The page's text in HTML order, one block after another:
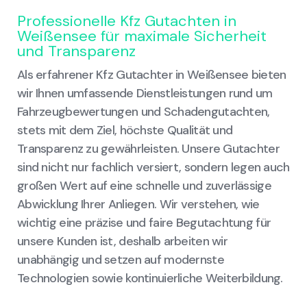
Professionelle Kfz Gutachten in
Weißensee für maximale Sicherheit
und Transparenz
Als erfahrener Kfz Gutachter in Weißensee bieten
wir Ihnen umfassende Dienstleistungen rund um
Fahrzeugbewertungen und Schadengutachten,
stets mit dem Ziel, höchste Qualität und
Transparenz zu gewährleisten. Unsere Gutachter
sind nicht nur fachlich versiert, sondern legen auch
großen Wert auf eine schnelle und zuverlässige
Abwicklung Ihrer Anliegen. Wir verstehen, wie
wichtig eine präzise und faire Begutachtung für
unsere Kunden ist, deshalb arbeiten wir
unabhängig und setzen auf modernste
Technologien sowie kontinuierliche Weiterbildung.